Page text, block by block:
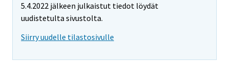
5.4.2022 jälkeen julkaistut tiedot löydät
uudistetulta sivustolta.
Siirry uudelle tilastosivulle